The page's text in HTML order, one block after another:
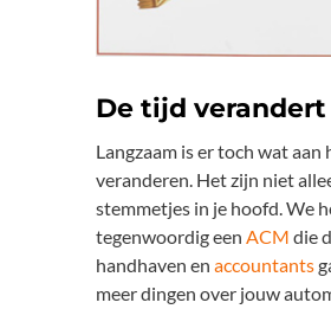
De tijd verandert
Langzaam is er toch wat aan
veranderen. Het zijn niet
stemmetjes in je hoofd. We
tegenwoordig een ACM die
handhaven en accountants
meer dingen over jouw